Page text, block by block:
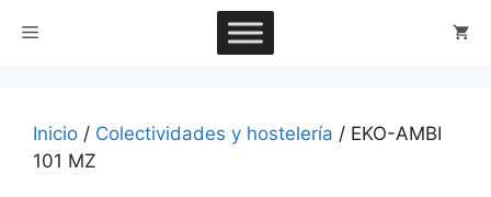
Menú
Inicio / Colectividades y hostelería / EKO-AMBI
101 MZ